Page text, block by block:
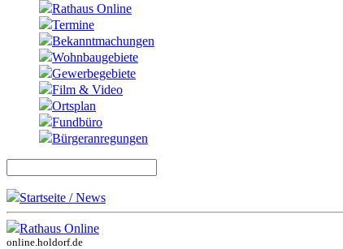
Rathaus Online
Termine
Bekanntmachungen
Wohnbaugebiete
Gewerbegebiete
Film & Video
Ortsplan
Fundbüro
Bürgeranregungen
Startseite / News
Rathaus Online
online.holdorf.de